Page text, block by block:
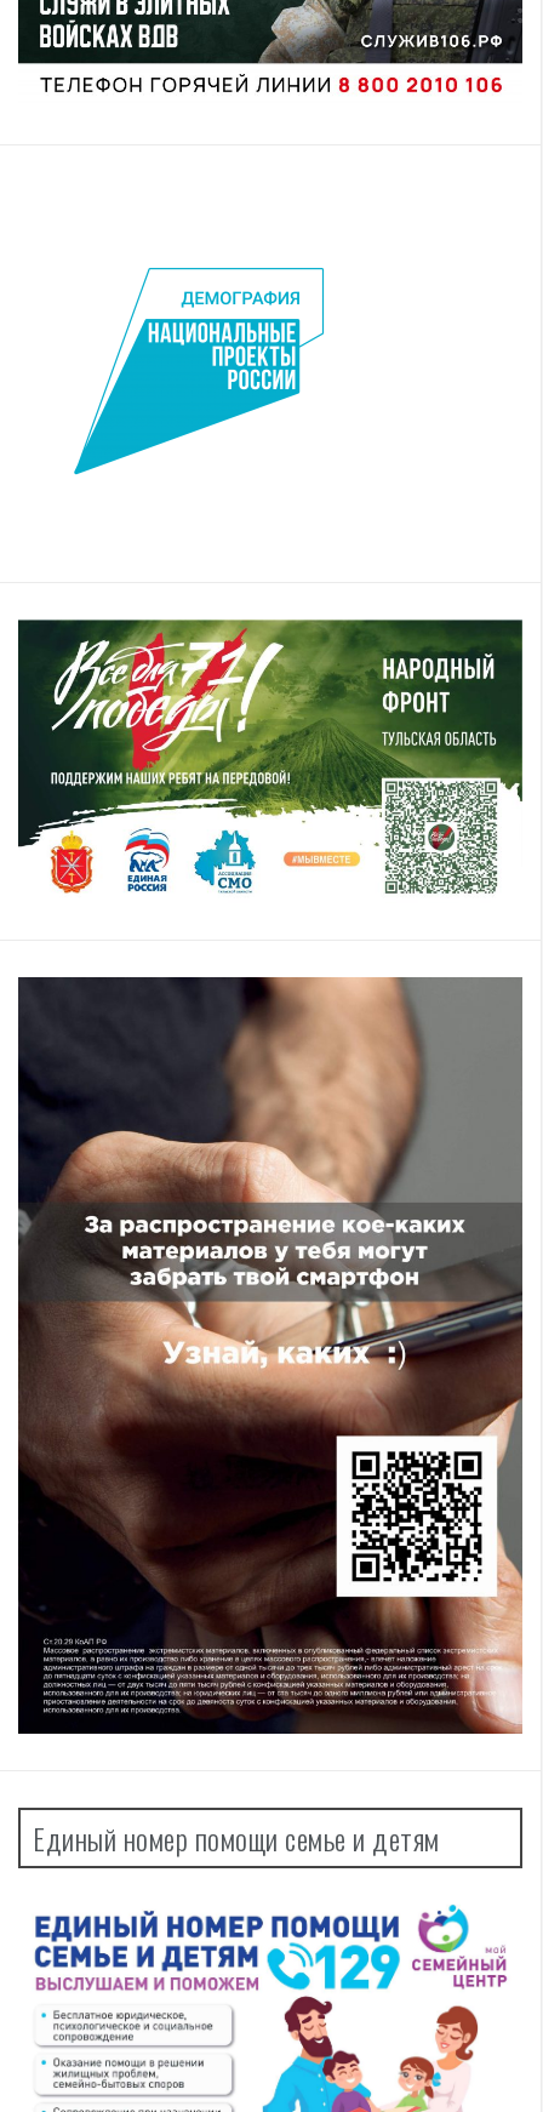
Единый номер помощи семье и детям